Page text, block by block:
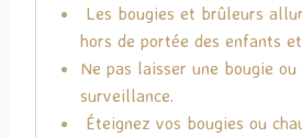
Les bougies et brûleurs
hors de portée des enfants
Ne pas laisser une bougie
surveillance.
Éteignez vos bougies ou